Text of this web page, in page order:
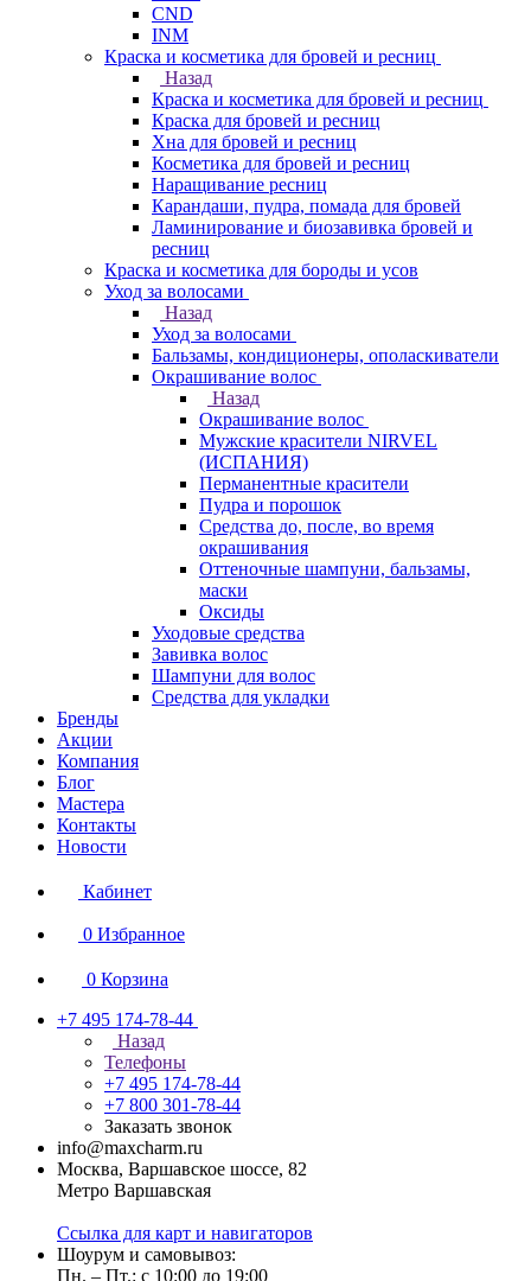
CND
INM
Краска и косметика для бровей и ресниц
Назад
Краска и косметика для бровей и ресниц
Краска для бровей и ресниц
Хна для бровей и ресниц
Косметика для бровей и ресниц
Наращивание ресниц
Карандаши, пудра, помада для бровей
Ламинирование и биозавивка бровей и
ресниц
Краска и косметика для бороды и усов
Уход за волосами
Назад
Уход за волосами
Бальзамы, кондиционеры, ополаскиватели
Окрашивание волос
Назад
Окрашивание волос
Мужские красители NIRVEL
(ИСПАНИЯ)
Перманентные красители
Пудра и порошок
Средства до, после, во время
окрашивания
Оттеночные шампуни, бальзамы,
маски
Оксиды
Уходовые средства
Завивка волос
Шампуни для волос
Средства для укладки
Бренды
Акции
Компания
Блог
Мастера
Контакты
Новости
Кабинет
0 Избранное
0 Корзина
+7 495 174-78-44
Назад
Телефоны
+7 495 174-78-44
+7 800 301-78-44
Заказать звонок
info@maxcharm.ru
Москва, Варшавское шоссе, 82
Метро Варшавская
Ссылка для карт и навигаторов
Шоурум и самовывоз:
Пн. – Пт.: с 10:00 до 19:00